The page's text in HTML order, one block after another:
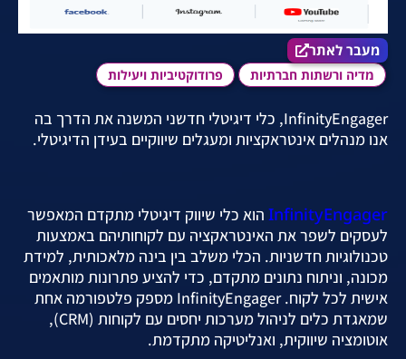
מדיה ורשתות חברתיות פרודוקטיביות ויעילות
מעבר לאתר
InfinityEngager, כלי דיגיטלי חדשני המשנה את הדרך בה
אנו מנהלים אינטראקציות ומעגלים שיווקיים בעידן הדיגיטלי.
InfinityEngager הוא כלי שיווק דיגיטלי מתקדם המאפשר
לעסקים לשפר את האינטראקציה עם לקוחותיהם באמצעות
טכנולוגיות חדשניות. הכלי משלב בין בינה מלאכותית, למידת
מכונה, וניתוח נתונים מתקדם, כדי להציע פתרונות מותאמים
אישית לכל לקוח. InfinityEngager מספק פלטפורמה אחת
שמאגדת כלים לניהול מערכות יחסים עם לקוחות (CRM),
אוטומציה שיווקית, ואנליטיקה מתקדמת.